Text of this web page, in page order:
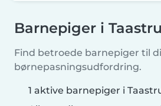
Barnepiger i
Find betroede barnepiger til
børnepasningsudfordring.
1 aktive barnepiger i